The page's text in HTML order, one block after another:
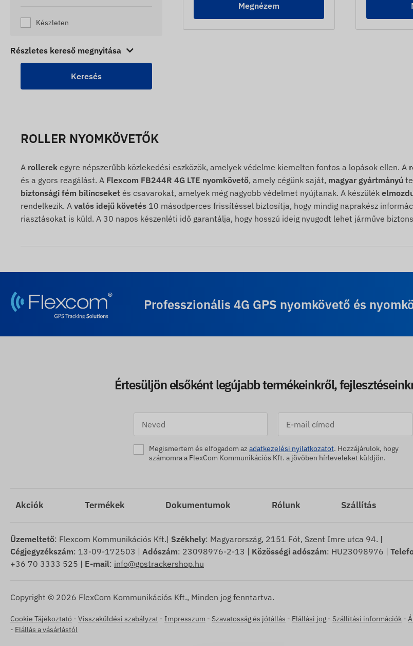
Készleten
Részletes kereső megnyitása
Megnézem
ROLLER NYOMKÖVETŐK
A rollerek egyre népszerűbb közlekedési eszközök, amelyek védelme kiemelten fontos a lopások ellen. A
és a gyors reagálást. A Flexcom FB244R 4G LTE nyomkövető, amely cégünk saját, magyar gyártmányú
biztonsági fém bilincseket és csavarokat, amelyek még nagyobb védelmet nyújtanak. A készülék
rendelkezik. A valós idejű követés 10 másodperces frissítéssel biztosítja, hogy mindig naprakész
riasztásokat is küld. A 30 napos készenléti idő garantálja, hogy hosszú ideig nyugodt lehet járműve
Professzionális 4G GPS nyomkövető és
Értesüljön elsőként legújabb termékeinkről,
Megismertem és elfogadom az adatkezelési nyilatkozatot. Hozzájárulok, hogy
számomra a FlexCom Kommunikációs Kft. a jövőben hírleveleket küldjön.
Akciók Termékek Dokumentumok Rólunk Szállítás
Üzemeltető: Flexcom Kommunikációs Kft.| Székhely: Magyarország, 2151 Fót, Szent Imre utca 94. |
Cégjegyzékszám: 13-09-172503 | Adószám: 23098976-2-13 | Közösségi adószám: HU23098976 |
+36 70 3333 525 | E-mail: info@gpstrackershop.hu
Copyright © 2026 FlexCom Kommunikációs Kft., Minden jog fenntartva.
Cookie Tájékoztató - Visszaküldési szabályzat - Impresszum - Szavatosság és jótállás - Elállási jog - Szállítási információk -
- Elállás a vásárlástól